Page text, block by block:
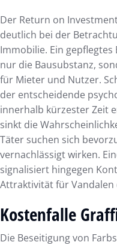
Der Return on
deutlich bei der
Immobilie. Ein
nur die Bausubstanz,
für Mieter und Nutzer.
der entscheidende
innerhalb kürzester Zeit
sinkt die
Täter suchen sich
vernachlässigt wirken.
signalisiert hingegen
Attraktivität für
Kostenfalle
Die Beseitigung von